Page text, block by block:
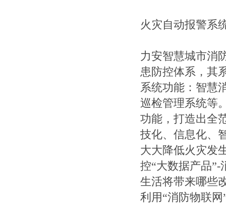
火灾自动报警系
力安智慧城市消
患防控体系，其
系统功能：智慧
巡检管理系统等
功能，打造出全
技化、信息化、
大大降低火灾发
控“大数据产品
生活将带来哪些
利用“消防物联